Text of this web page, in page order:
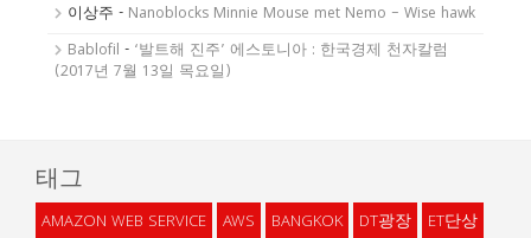
이상주 - Nanoblocks Minnie Mouse met Nemo – Wise hawk
Bablofil - ‘발트해 진주’ 에스토니아 : 한국경제 천자칼럼
(2017년 7월 13일 목요일)
태그
AMAZON WEB SERVICE AWS BANGKOK DT광장
ET단상